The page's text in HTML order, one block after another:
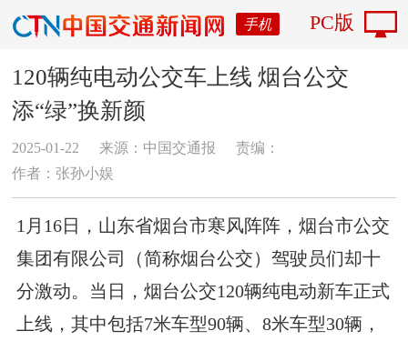
手机 PC版
120辆纯电动公交车上线 烟台公交
添“绿”换新颜
2025-01-22 来源：中国交通报
责编：
作者：张孙小娱
1月16日，山东省烟台市寒风阵阵，烟台市公交
集团有限公司（简称烟台公交）驾驶员们却十
分激动。当日，烟台公交120辆纯电动新车正式
上线，其中包括7米车型90辆、8米车型30辆，